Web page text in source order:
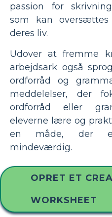
passion for
som kan
deres liv.
Udover at fremme
arbejdsark også
ordforråd og
meddelelser, der
ordforråd eller
eleverne lære og
en måde, der
mindeværdig.
OPRET ET
WORKSHEET